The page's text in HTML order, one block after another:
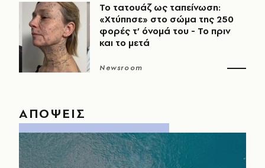
Το τατουάζ ως ταπείνωση:
«Χτύπησε» στο σώμα της 250
φορές τ’ όνομά του - Το πριν
και το μετά
Newsroom
ΑΠΟΨΕΙΣ